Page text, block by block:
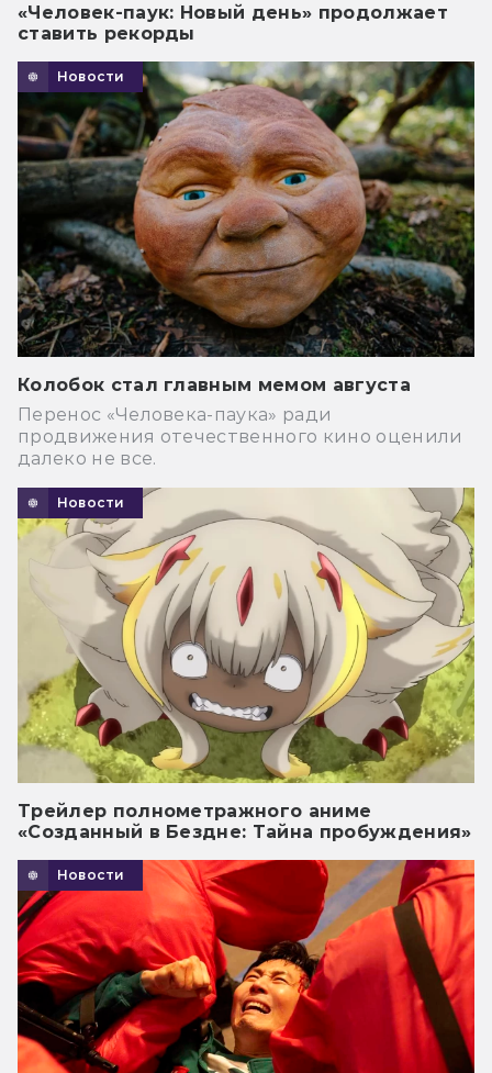
«Человек-паук: Новый день» продолжает
ставить рекорды
Новости
Колобок стал главным мемом августа
Перенос «Человека-паука» ради
продвижения отечественного кино оценили
далеко не все.
Новости
Трейлер полнометражного аниме
«Созданный в Бездне: Тайна пробуждения»
Новости